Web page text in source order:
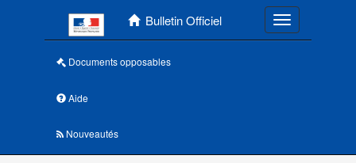
Bulletin Officiel Toggle
Documents opposables
Aide
Nouveautés